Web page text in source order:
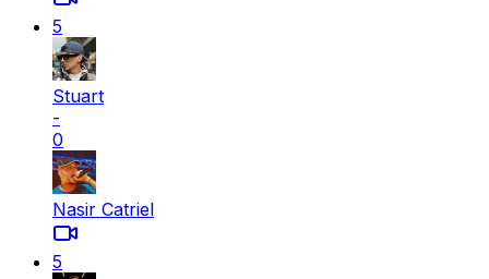
5
Stuart
-
0
Nasir Catriel
5